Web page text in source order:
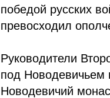
победой русских
превосходил
Руководители
под
Новодевичий